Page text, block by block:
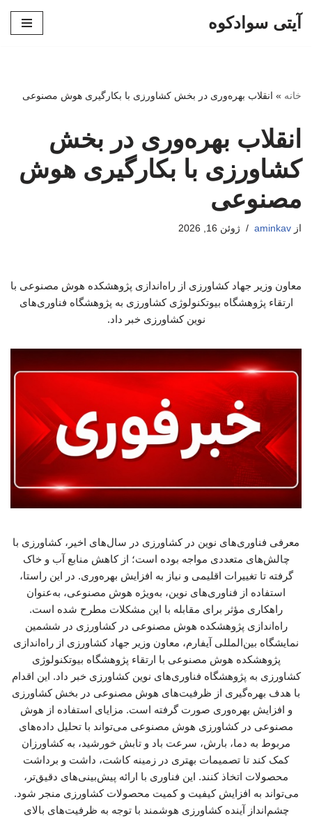
آیتی سوادکوه
خانه » انقلاب بهره‌وری در بخش کشاورزی با بکارگیری هوش مصنوعی
انقلاب بهره‌وری در بخش
کشاورزی با بکارگیری هوش
مصنوعی
از aminkav ژوئن 16, 2026
معاون وزیر جهاد کشاورزی از راه‌اندازی پژوهشکده هوش مصنوعی با
ارتقاء پژوهشگاه بیوتکنولوژی کشاورزی به پژوهشگاه فناوری‌های
نوین کشاورزی خبر داد.
معرفی فناوری‌های نوین در کشاورزی در سال‌های اخیر، کشاورزی با
چالش‌های متعددی مواجه بوده است؛ از کاهش منابع آب و خاک
گرفته تا تغییرات اقلیمی و نیاز به افزایش بهره‌وری. در این راستا،
استفاده از فناوری‌های نوین، به‌ویژه هوش مصنوعی، به‌عنوان
راهکاری مؤثر برای مقابله با این مشکلات مطرح شده است.
راه‌اندازی پژوهشکده هوش مصنوعی در کشاورزی در ششمین
نمایشگاه بین‌المللی آیفارم، معاون وزیر جهاد کشاورزی از راه‌اندازی
پژوهشکده هوش مصنوعی با ارتقاء پژوهشگاه بیوتکنولوژی
کشاورزی به پژوهشگاه فناوری‌های نوین کشاورزی خبر داد. این اقدام
با هدف بهره‌گیری از ظرفیت‌های هوش مصنوعی در بخش کشاورزی
و افزایش بهره‌وری صورت گرفته است. مزایای استفاده از هوش
مصنوعی در کشاورزی هوش مصنوعی می‌تواند با تحلیل داده‌های
مربوط به دما، بارش، سرعت باد و تابش خورشید، به کشاورزان
کمک کند تا تصمیمات بهتری در زمینه کاشت، داشت و برداشت
محصولات اتخاذ کنند. این فناوری با ارائه پیش‌بینی‌های دقیق‌تر،
می‌تواند به افزایش کیفیت و کمیت محصولات کشاورزی منجر شود.
چشم‌انداز آینده کشاورزی هوشمند با توجه به ظرفیت‌های بالای